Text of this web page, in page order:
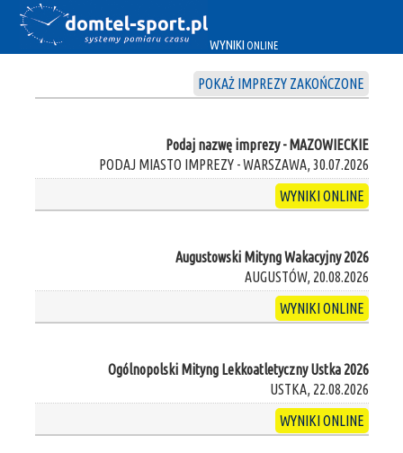
WYNIKI ONLINE
POKAŻ IMPREZY ZAKOŃCZONE
Podaj nazwę imprezy - MAZOWIECKIE
PODAJ MIASTO IMPREZY - WARSZAWA, 30.07.2026
WYNIKI ONLINE
Augustowski Mityng Wakacyjny 2026
AUGUSTÓW, 20.08.2026
WYNIKI ONLINE
Ogólnopolski Mityng Lekkoatletyczny Ustka 2026
USTKA, 22.08.2026
WYNIKI ONLINE